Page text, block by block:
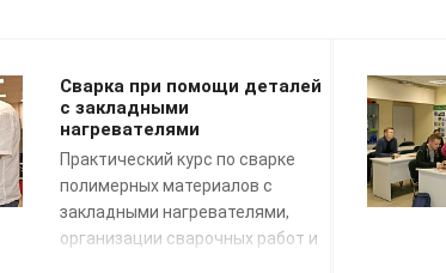
Сварка при помощи деталей
с закладными
нагревателями
Практический курс по сварке
полимерных материалов с
закладными нагревателями,
организации сварочных работ и